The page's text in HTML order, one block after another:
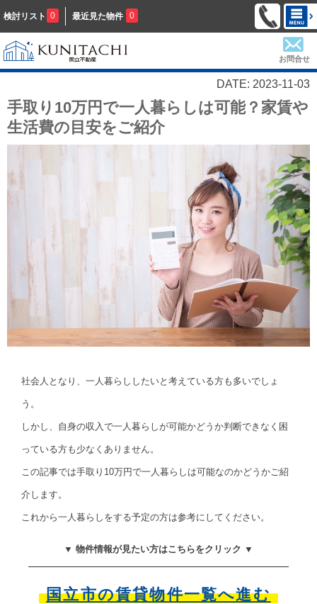
検討リスト 0 最近見た物件 0
お問合せ
DATE: 2023-11-03
手取り10万円で一人暮らしは可能？家賃や
生活費の目安をご紹介
社会人となり、一人暮らししたいと考えている方も多いでしょ
う。
しかし、自身の収入で一人暮らしが可能かどうか判断できなく困
っている方も少なくありません。
この記事では手取り10万円で一人暮らしは可能なのかどうかご紹
介します。
これから一人暮らしをする予定の方は参考にしてください。
▼ 物件情報が見たい方はこちらをクリック ▼
国立市の賃貸物件一覧へ進む